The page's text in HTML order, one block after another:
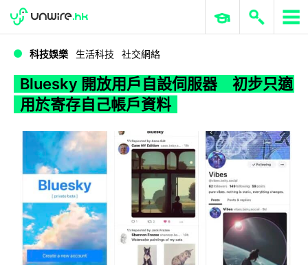
WWDC 2026 ERP 與商業 AI
科技娛樂 生活科技 社交網絡
Bluesky 開放用戶自設伺服器 初步只適
用於寄存自己帳戶資料